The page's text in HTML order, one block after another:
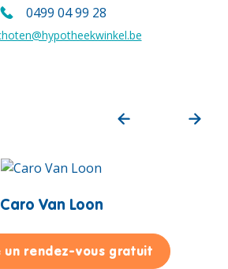
Appelez-nous au
0499 04 99 28
Envoyez un e-mail à
Caro Van Loon
un rendez-vous gratuitpour Caro